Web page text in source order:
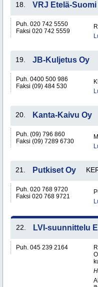
18. VRJ Etelä-Suomi
Puh. 020 742 5550
Faksi 020 742 5559
19. JB-Kuljetus Oy
Puh. 0400 500 986
Faksi (09) 484 530
20. Kanta-Kaivu Oy
Puh. (09) 796 860
Faksi (09) 7289 6730
21. Putkiset Oy
Puh. 020 768 9720
Faksi 020 768 9721
22. LVI-suunnittelu
Puh. 045 239 2164